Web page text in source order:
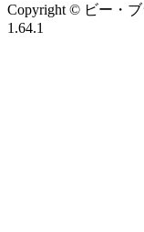
Copyright © ビー・
1.64.1